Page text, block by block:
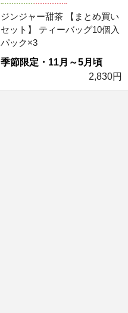
ジンジャー甜茶 【まとめ買い
セット】 ティーバッグ10個入
パック×3
季節限定・11月～5月頃
2,830円